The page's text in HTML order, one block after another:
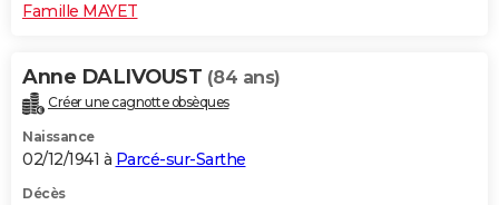
Famille MAYET
Anne DALIVOUST (84 ans)
Créer une cagnotte obsèques
Naissance
02/12/1941 à Parcé-sur-Sarthe
Décès